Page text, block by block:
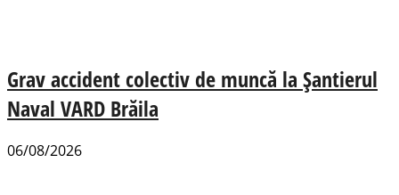
Grav accident colectiv de muncă la Șantierul
Naval VARD Brăila
06/08/2026